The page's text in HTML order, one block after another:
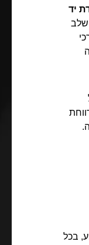
יד
שלב
בכל